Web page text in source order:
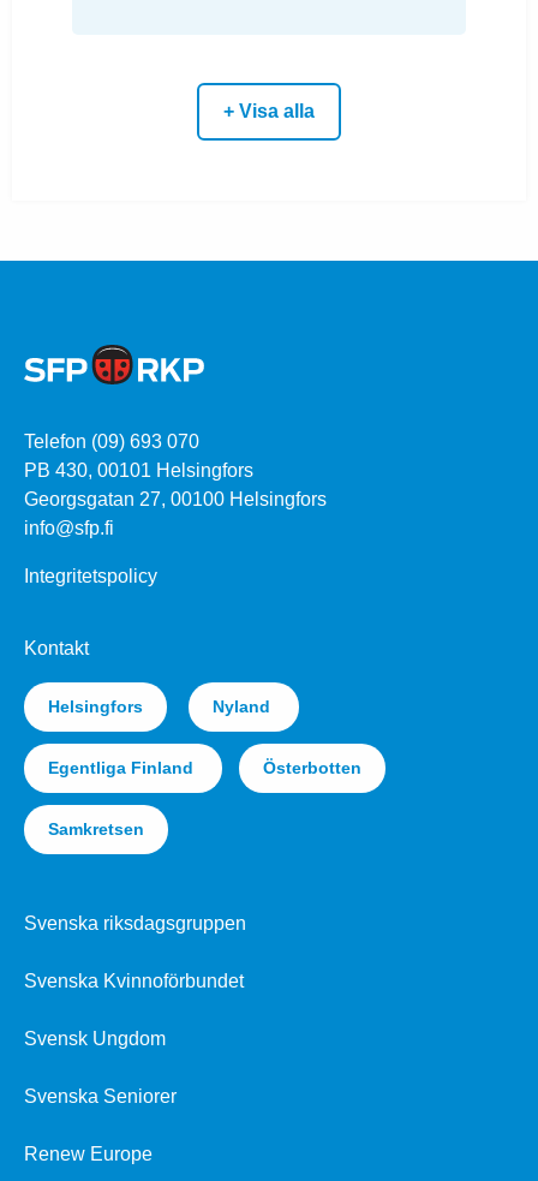
+ Visa alla
Telefon (09) 693 070
PB 430, 00101 Helsingfors
Georgsgatan 27, 00100 Helsingfors
info@sfp.fi
Integritetspolicy
Kontakt
Helsingfors Nyland
Egentliga Finland Österbotten
Samkretsen
Svenska riksdagsgruppen
Svenska Kvinnoförbundet
Svensk Ungdom
Svenska Seniorer
Renew Europe